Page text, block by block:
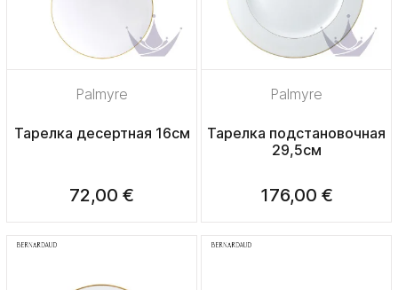
Palmyre
Тарелка десертная 16см
72,00 €
Palmyre
Тарелка подстановочная
29,5см
176,00 €